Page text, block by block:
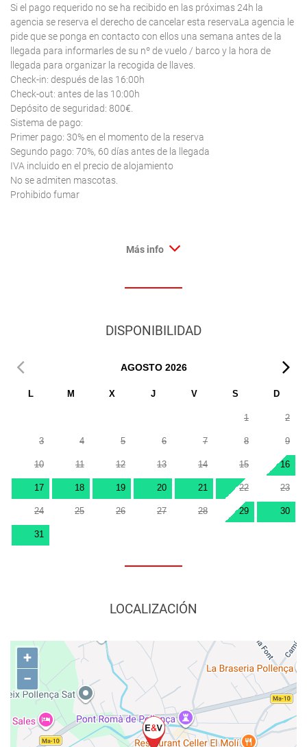
Si el pago requerido no se ha recibido en las próximas 24h la
agencia se reserva el derecho de cancelar esta reservaLa agencia le
pide que se ponga en contacto con ellos una semana antes de la
llegada para informarles de su nº de vuelo / barco y la hora de
llegada para organizar la recogida de llaves.
Check-in: después de las 16:00h
Check-out: antes de las 10:00h
Depósito de seguridad: 800€.
Sistema de pago:
Primer pago: 30% en el momento de la reserva
Segundo pago: 70%, 60 días antes de la llegada
IVA incluido en el precio de alojamiento
No se admiten mascotas.
Prohibido fumar
Más info
DISPONIBILIDAD
AGOSTO 2026
L M X J V S D
1 2
3 4 5 6 7 8 9
10 11 12 13 14 15 16
17 18 19 20 21 22 23
24 25 26 27 28 29 30
31
LOCALIZACIÓN
+
−